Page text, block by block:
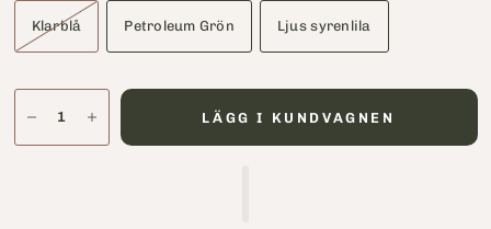
Klarblå Petroleum Grön Ljus syrenlila
LÄGG I KUNDVAGNEN